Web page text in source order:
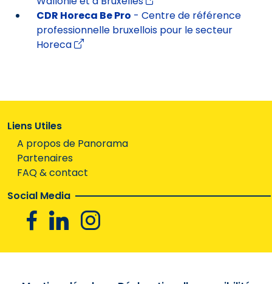
CDR Horeca Be Pro - Centre de référence
professionnelle bruxellois pour le secteur
Horeca
Liens Utiles
A propos de Panorama
Partenaires
FAQ & contact
Social Media
FacebookLinkedin